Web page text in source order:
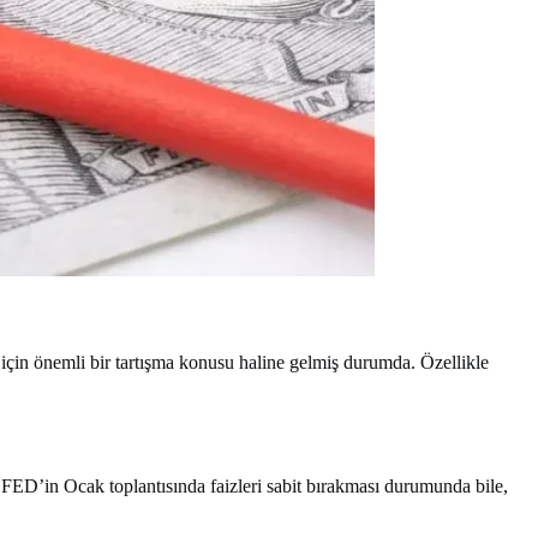
önemli bir tartışma konusu haline gelmiş durumda. Özellikle
Ocak toplantısında faizleri sabit bırakması durumunda bile,